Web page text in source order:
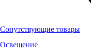
Сопутствующие товары
Освещение